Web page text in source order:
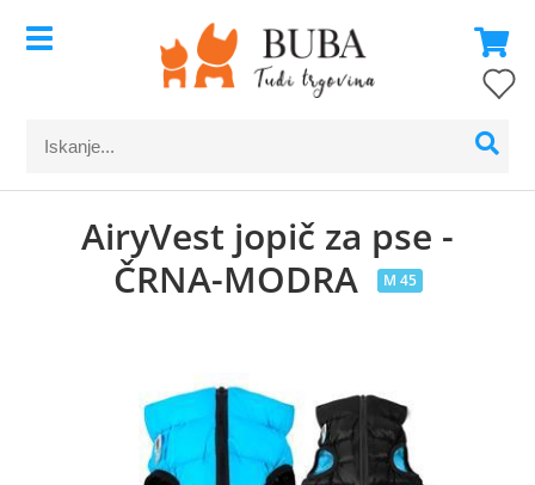
AiryVest jopič za pse -
ČRNA-MODRA
M 45